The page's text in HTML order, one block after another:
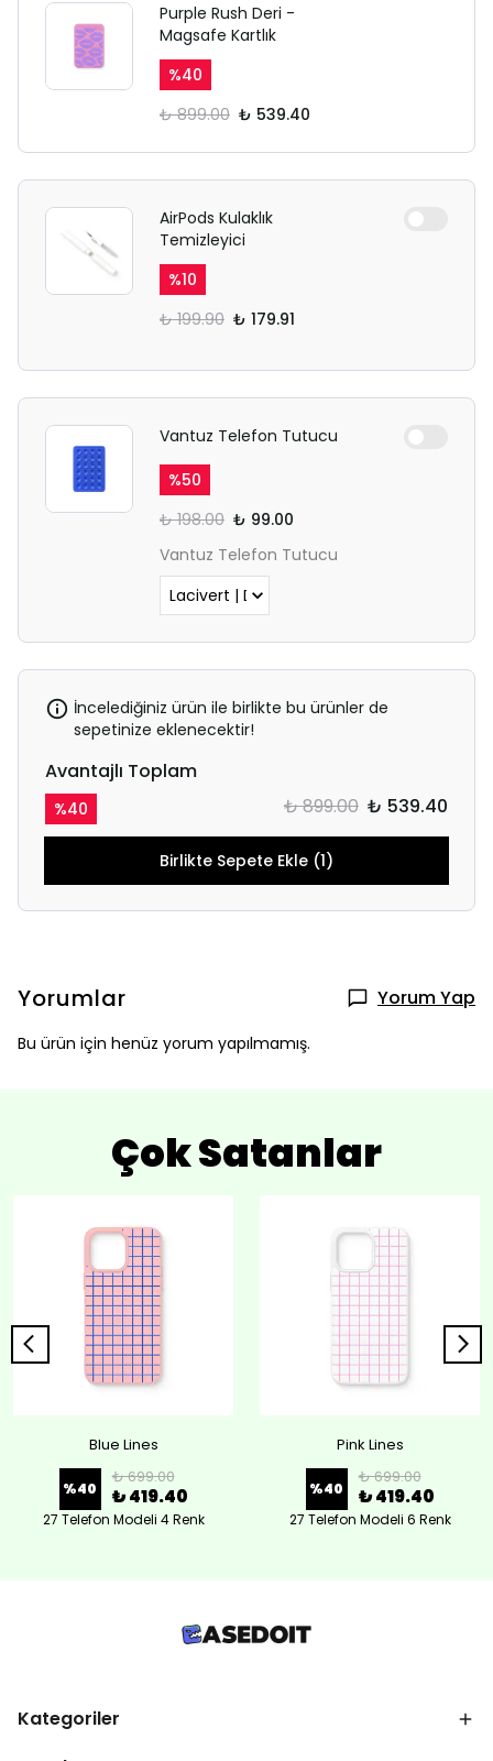
Purple Rush Deri -
Magsafe Kartlık
%40
₺ 899.00 ₺ 539.40
AirPods Kulaklık
Temizleyici
%10
₺ 199.90 ₺ 179.91
Vantuz Telefon Tutucu
%50
₺ 198.00 ₺ 99.00
Vantuz Telefon Tutucu
İncelediğiniz ürün ile birlikte bu ürünler de
sepetinize eklenecektir!
Avantajlı Toplam
%40 ₺ 899.00 ₺ 539.40
Birlikte Sepete Ekle (1)
Yorumlar Yorum Yap
Bu ürün için henüz yorum yapılmamış.
Çok Satanlar
Blue Lines
%40
₺ 699.00
₺ 419.40
27 Telefon Modeli 4 Renk
Pink Lines
%40
₺ 699.00
₺ 419.40
27 Telefon Modeli 6 Renk
Kategoriler